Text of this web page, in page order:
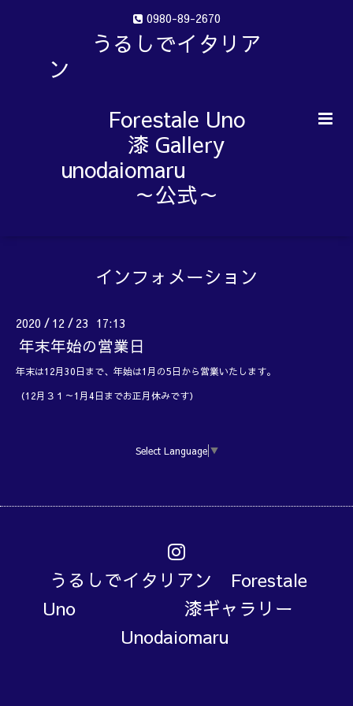
0980-89-2670
うるしでイタリア
ン
Forestale Uno
漆 Gallery
unodaiomaru
～公式～
インフォメーション
2020 / 12 / 23 17:13
年末年始の営業日
年末は12月30日まで、年始は1月の5日から営業いたします。
（12月３１～1月4日までお正月休みです）
Select Language ▼
うるしでイタリアン Forestale
Uno 漆ギャラリー
Unodaiomaru